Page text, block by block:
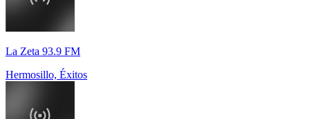
La Zeta 93.9 FM
Hermosillo, Éxitos